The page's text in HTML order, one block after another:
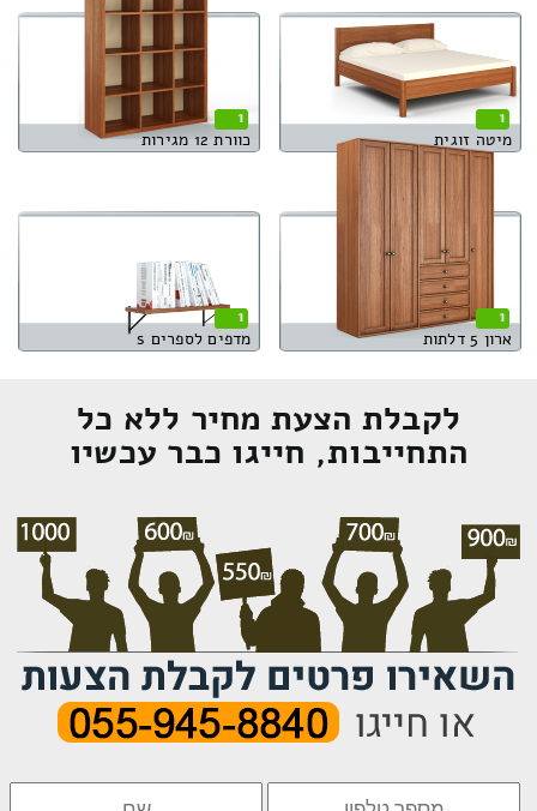
1
מיטה זוגית
1
כוורת 12 מגירות
1
ארון 5 דלתות
1
מדפים לספרים s
לקבלת הצעת מחיר ללא כל
התחייבות, חייגו כבר עכשיו